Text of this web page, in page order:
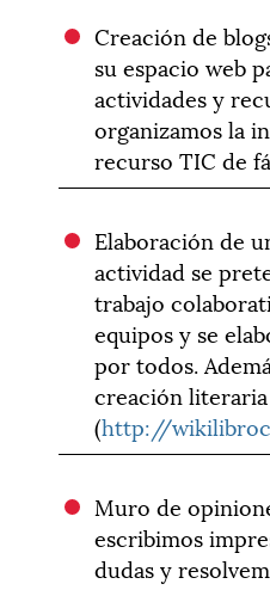
Creación de
su espacio web
actividades y
organizamos la
recurso TIC de
Elaboración de
actividad se
trabajo
equipos y se
por todos.
creación literaria
(http://
Muro de
escribimos
dudas y